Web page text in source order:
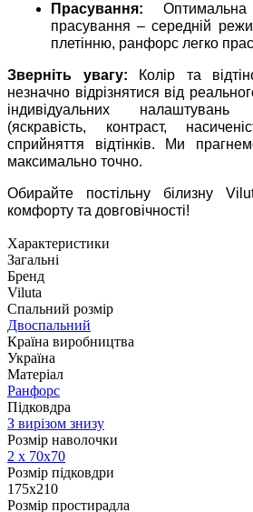
Прасування:
прасування – середній
плетінню, ранфорс легко
Зверніть увагу: Колір та
незначно відрізнятися від
індивідуальних
(яскравість, контраст,
сприйняття відтінків. Ми
максимально точно.
Обирайте постільну білизну
комфорту та довговічності!
Характеристики
Загальні
Бренд
Viluta
Спальний розмір
Двоспальний
Країна виробництва
Україна
Матеріал
Ранфорс
Підковдра
З вирізом знизу
Розмір наволочки
2 х 70х70
Розмір підковдри
175x210
Розмір простирадла